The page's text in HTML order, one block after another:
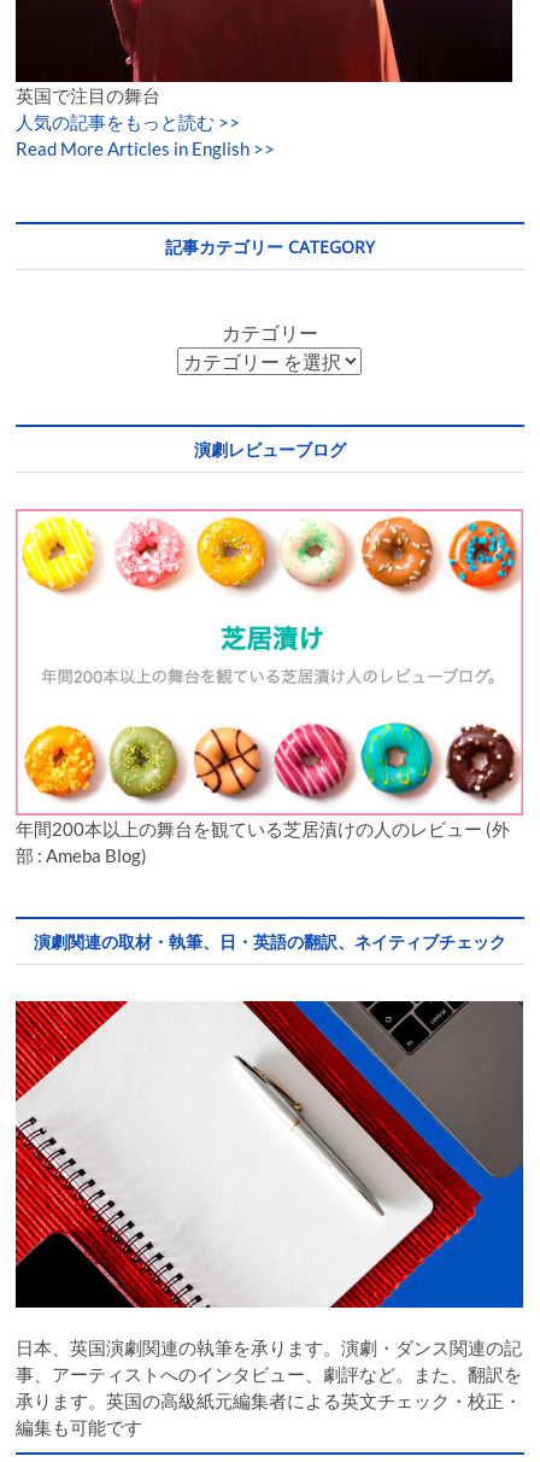
英国で注目の舞台
人気の記事をもっと読む >>
Read More Articles in English >>
記事カテゴリー CATEGORY
カテゴリー
演劇レビューブログ
年間200本以上の舞台を観ている芝居漬けの人のレビュー (外
部 : Ameba Blog)
演劇関連の取材・執筆、日・英語の翻訳、ネイティブチェック
日本、英国演劇関連の執筆を承ります。演劇・ダンス関連の記
事、アーティストへのインタビュー、劇評など。また、翻訳を
承ります。英国の高級紙元編集者による英文チェック・校正・
編集も可能です